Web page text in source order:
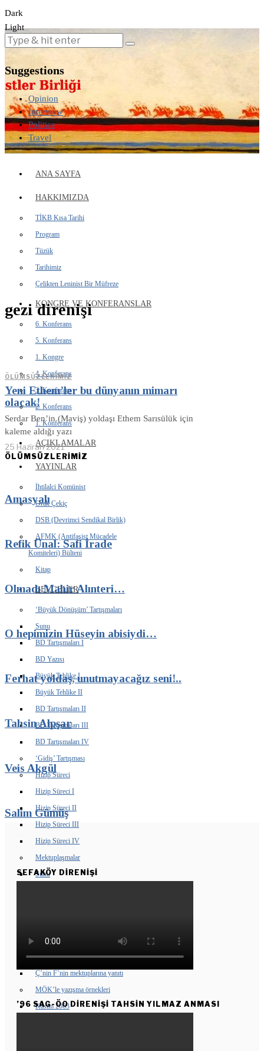
Dark
Light
Suggestions
Opinion
Interview
Politics
Travel
ANA SAYFA
HAKKIMIZDA
TİKB Kısa Tarihi
Program
Tüzük
Tarihimiz
Çelikten Leninist Bir Müfreze
KONGRE VE KONFERANSLAR
6. Konferans
5. Konferans
1. Kongre
4. Konferans
3. Konferans
2. Konferans
1. Konferans
AÇIKLAMALAR
YAYINLAR
İhtilalci Komünist
Orak Çekiç
DSB (Devrimci Sendikal Birlik)
AFMK (Antifaşist Mücadele
Komiteleri) Bülteni
Kitap
BELGELER
‘Büyük Dönüşüm’ Tartışmaları
Sunu
BD Tartışmaları I
BD Yazısı
Büyük Tehlike I
Büyük Tehlike II
BD Tartışmaları II
BD Tartışmaları III
BD Tartışmaları IV
‘Gidiş’ Tartışması
Hizip Süreci
Hizip Süreci I
Hizip Süreci II
Hizip Süreci III
Hizip Süreci IV
Mektuplaşmalar
Sunu
Y’nin 2. mektuba yanıtı
L’nin 2. mektuba yanıtı
Ç’nin F’nin mektuplarına yanıtı
MÖK’le yazışma örnekleri
Kasım 2003
gezi direnişi
ÖLÜMSÜZLERIMIZ
Yeni Ethem’ler bu dünyanın mimarı
olacak!
Serdar Ben’in (Maviş) yoldaşı Ethem Sarısülük için
kaleme aldığı yazı
25 Haziran 2021
ÖLÜMSÜZLERİMİZ
Amasyalı
Refik Ünal: Safi İrade
Olmadı Mahir Alınteri…
O hepimizin Hüseyin abisiydi…
Ferhat yoldaş, unutmayacağız seni!..
Tahsin Alpşar
Veis Akgül
Salim Gümüş
SEFAKÖY DIRENIŞI
’96 SAG-ÖO DİRENİŞİ TAHSİN YILMAZ ANMASI